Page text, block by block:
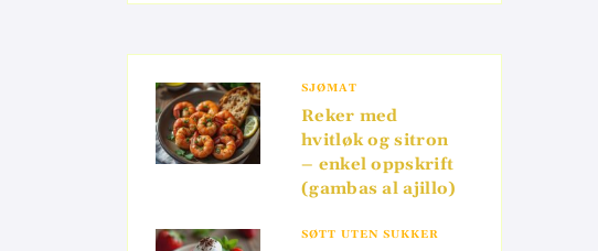
SJØMAT
Reker med
hvitløk og sitron
– enkel oppskrift
(gambas al ajillo)
SØTT UTEN SUKKER